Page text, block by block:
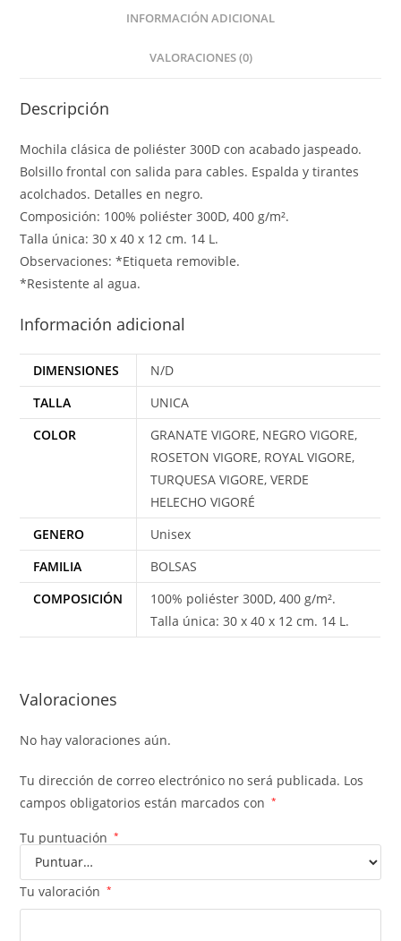
INFORMACIÓN ADICIONAL
VALORACIONES (0)
Descripción
Mochila clásica de poliéster 300D con acabado jaspeado.
Bolsillo frontal con salida para cables. Espalda y tirantes
acolchados. Detalles en negro.
Composición: 100% poliéster 300D, 400 g/m².
Talla única: 30 x 40 x 12 cm. 14 L.
Observaciones: *Etiqueta removible.
*Resistente al agua.
Información adicional
DIMENSIONES
N/D
TALLA
UNICA
COLOR
GRANATE VIGORE, NEGRO VIGORE,
ROSETON VIGORE, ROYAL VIGORE,
TURQUESA VIGORE, VERDE
HELECHO VIGORÉ
GENERO
Unisex
FAMILIA
BOLSAS
COMPOSICIÓN
100% poliéster 300D, 400 g/m².
Talla única: 30 x 40 x 12 cm. 14 L.
Valoraciones
No hay valoraciones aún.
Tu dirección de correo electrónico no será publicada. Los
campos obligatorios están marcados con
*
Tu puntuación *
Tu valoración *